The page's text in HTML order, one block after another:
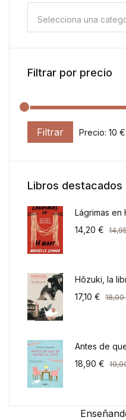
Selecciona una
Filtrar por precio
Precio mínimo
Precio máximo
Filtrar Precio: 10 €
Libros destacados
Lágrimas en
14,20 €
Hôzuki, la
17,10 € 18,00
Antes de
18,90 €